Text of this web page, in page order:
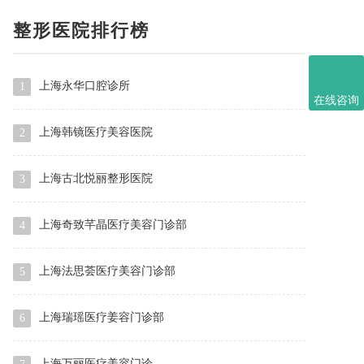
在线咨询
整形医院排行榜
1 上海永华口腔诊所
2 上海韩镜医疗美容医院
3 上海古北悦丽整形医院
4 上海奇致芊晶医疗美容门诊部
5 上海法思荟医疗美容门诊部
6 上海瑞瑶医疗姜容门诊部